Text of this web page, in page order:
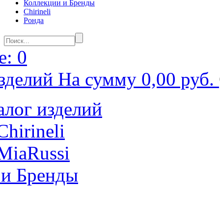
Коллекции и Бренды
Chirineli
Ронда
0
На сумму 0,00 руб.
изделий
Бренды